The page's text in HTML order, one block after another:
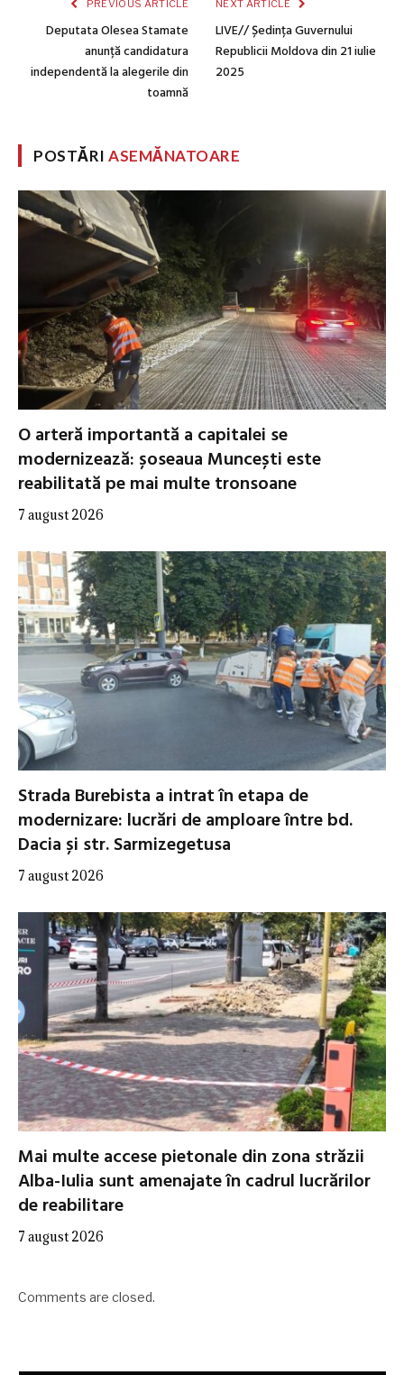
PREVIOUS ARTICLE
Deputata Olesea Stamate
anunță candidatura
independentă la alegerile din
toamnă
NEXT ARTICLE
LIVE// Ședința Guvernului
Republicii Moldova din 21 iulie
2025
POSTĂRIASEMĂNATOARE
O arteră importantă a capitalei se
modernizează: șoseaua Muncești este
reabilitată pe mai multe tronsoane
7 august 2026
Strada Burebista a intrat în etapa de
modernizare: lucrări de amploare între bd.
Dacia și str. Sarmizegetusa
7 august 2026
Mai multe accese pietonale din zona străzii
Alba-Iulia sunt amenajate în cadrul lucrărilor
de reabilitare
7 august 2026
Comments are closed.